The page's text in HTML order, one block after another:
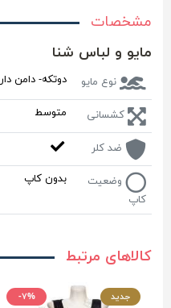
مشخصات
مایو و لباس شنا
نوع مایو دوتکه- دامن دار
کشسانی متوسط
ضد کلر
وضعیت
کاپ
بدون کاپ
کالاهای مرتبط
جدید -۷%